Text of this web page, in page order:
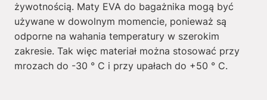
żywotnością. Maty EVA do bagażnika mogą być
używane w dowolnym momencie, ponieważ są
odporne na wahania temperatury w szerokim
zakresie. Tak więc materiał można stosować przy
mrozach do -30 ° C i przy upałach do +50 ° C.